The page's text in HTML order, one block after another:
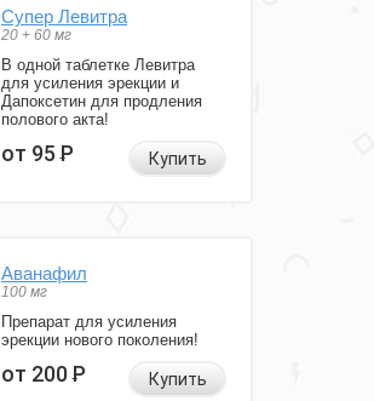
Супер Левитра
20 + 60 мг
В одной таблетке Левитра
для усиления эрекции и
Дапоксетин для продления
полового акта!
от 95Р Купить
Аванафил
100 мг
Препарат для усиления
эрекции нового поколения!
от 200Р Купить